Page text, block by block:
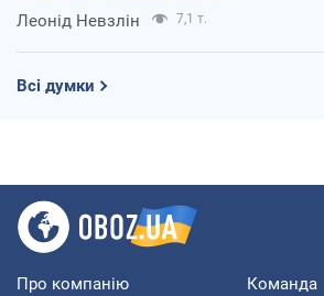
Леонід Невзлін 7,1 т.
Всі думки
Про компанію Команда